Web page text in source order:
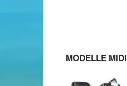
MODELLE MIDI